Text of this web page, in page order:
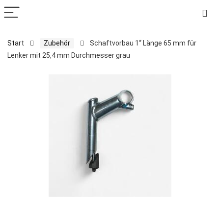
Start Zubehör
Schaftvorbau 1“ Länge 65 mm für
Lenker mit 25,4 mm Durchmesser grau